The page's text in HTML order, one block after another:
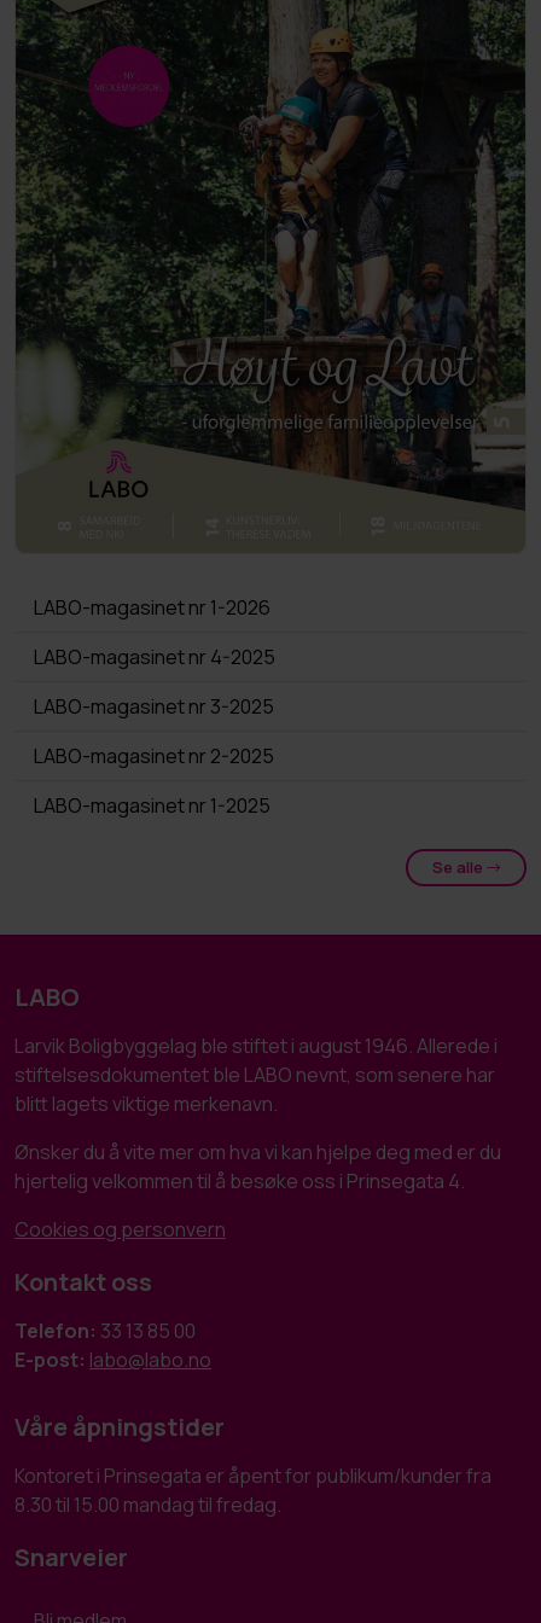
LABO-magasinet nr 1-2026
LABO-magasinet nr 4-2025
LABO-magasinet nr 3-2025
LABO-magasinet nr 2-2025
LABO-magasinet nr 1-2025
Se alle
LABO
Larvik Boligbyggelag ble stiftet i august 1946. Allerede i
stiftelsesdokumentet ble LABO nevnt, som senere har
blitt lagets viktige merkenavn.
Ønsker du å vite mer om hva vi kan hjelpe deg med er du
hjertelig velkommen til å besøke oss i Prinsegata 4.
Cookies og personvern
Kontakt oss
Telefon: 33 13 85 00
E-post: labo@labo.no
Våre åpningstider
Kontoret i Prinsegata er åpent for publikum/kunder fra
8.30 til 15.00 mandag til fredag.
Snarveier